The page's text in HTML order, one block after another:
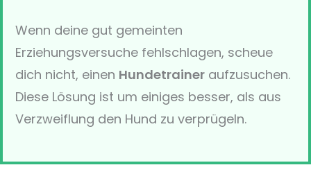
Wenn deine gut gemeinten
Erziehungsversuche fehlschlagen, scheue
dich nicht, einen Hundetrainer aufzusuchen.
Diese Lösung ist um einiges besser, als aus
Verzweiflung den Hund zu verprügeln.